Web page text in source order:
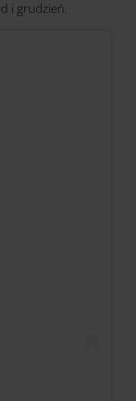
i grudzień.